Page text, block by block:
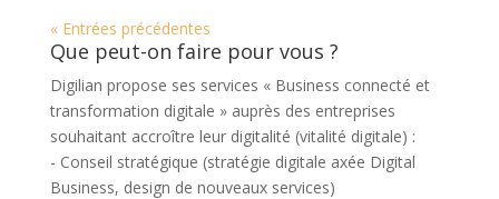
« Entrées précédentes
Que peut-on faire pour vous ?
Digilian propose ses services « Business connecté et
transformation digitale » auprès des entreprises
souhaitant accroître leur digitalité (vitalité digitale) :
- Conseil stratégique (stratégie digitale axée Digital
Business, design de nouveaux services)